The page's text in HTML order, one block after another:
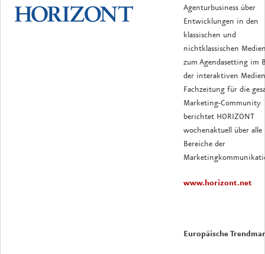
Agenturbusiness über
Entwicklungen in den
klassischen und
nichtklassischen
zum Agendasetting im
der interaktiven
Fachzeitung für die
Marketing-Community
berichtet HORIZONT
wochenaktuell über alle
Bereiche der
www.horizont.net
Europäische